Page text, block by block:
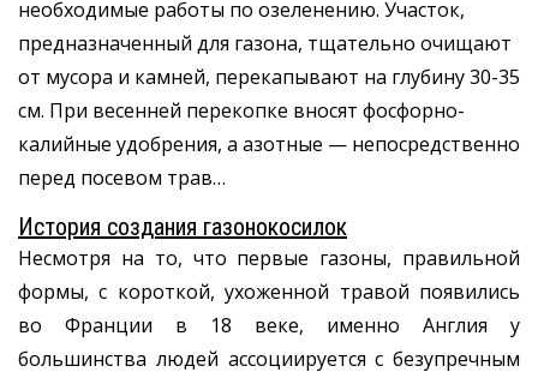
необходимые работы по озеленению. Участок,
предназначенный для газона, тщательно очищают
от мусора и камней, перекапывают на глубину 30-35
см. При весенней перекопке вносят фосфорно-
калийные удобрения, а азотные — непосредственно
перед посевом трав…
История создания газонокосилок
Несмотря на то, что первые газоны, правильной
формы, с короткой, ухоженной травой появились
во Франции в 18 веке, именно Англия у
большинства людей ассоциируется с безупречным